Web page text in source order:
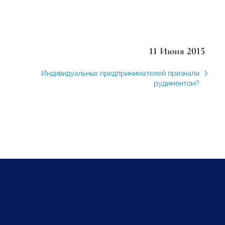
11 Июня 2015
Индивидуальных предпринимателей признали
рудиментом?